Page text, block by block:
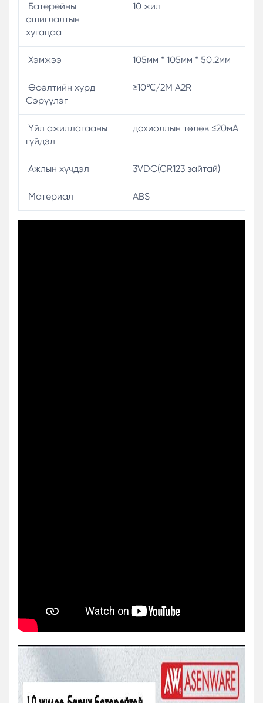
Батерейны
ашиглалтын
хугацаа
10 жил
Хэмжээ 105мм * 105мм * 50.2мм
Өсөлтийн хурд
Сэрүүлэг
≥10℃/2М A2R
Үйл ажиллагааны
гүйдэл
дохиоллын төлөв ≤20мА
Ажлын хүчдэл 3VDC(CR123 зайтай)
Материал ABS